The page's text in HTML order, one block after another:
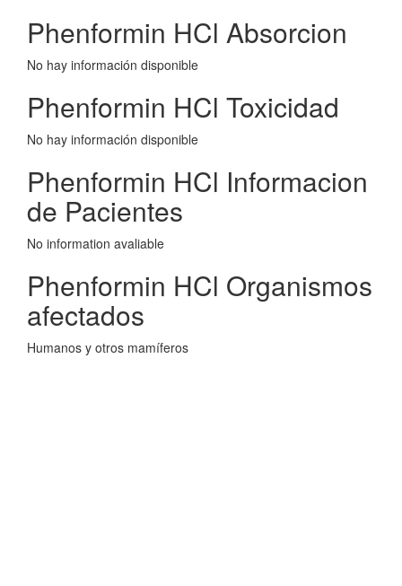
Phenformin HCl Absorcion
No hay información disponible
Phenformin HCl Toxicidad
No hay información disponible
Phenformin HCl Informacion
de Pacientes
No information avaliable
Phenformin HCl Organismos
afectados
Humanos y otros mamíferos